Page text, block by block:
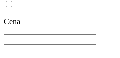
Cena